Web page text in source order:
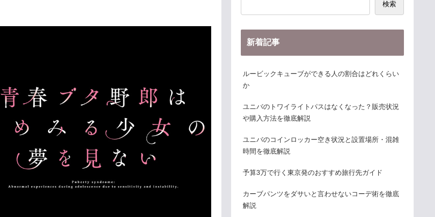
検索
新着記事
ルービックキューブができる人の割合はどれくらい
か
ユニバのトワイライトパスはなくなった？販売状況
や購入方法を徹底解説
ユニバのコインロッカー空き状況と設置場所・混雑
時間を徹底解説
予算3万で行く東京発のおすすめ旅行先ガイド
カーブパンツをダサいと言わせないコーデ術を徹底
解説